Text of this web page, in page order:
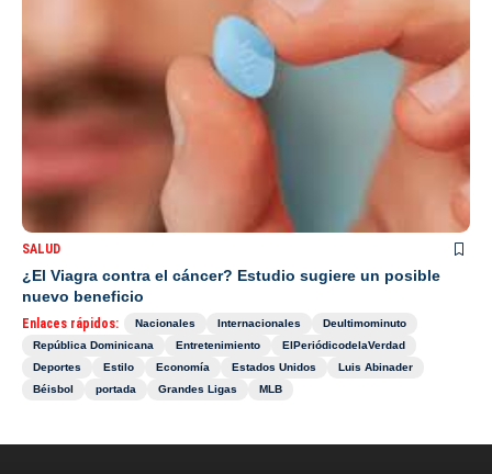
SALUD
¿El Viagra contra el cáncer? Estudio sugiere un posible
nuevo beneficio
Enlaces rápidos: Nacionales Internacionales
Deultimominuto
República Dominicana
Entretenimiento
ElPeriódicodelaVerdad
Deportes
Estilo Economía Estados Unidos
Luis Abinader
Béisbol
portada Grandes Ligas MLB